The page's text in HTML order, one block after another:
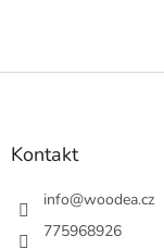
Z
Kontakt
info@woodea.cz
775968926